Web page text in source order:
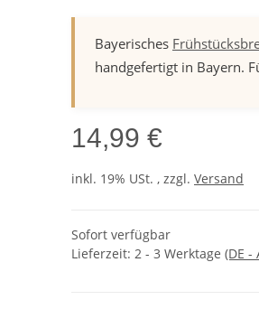
Bayerisches
handgefertigt in Bayern.
14,99 €
inkl. 19% USt. , zzgl. Versand
Sofort verfügbar
Lieferzeit: 2 - 3 Werktage (DE